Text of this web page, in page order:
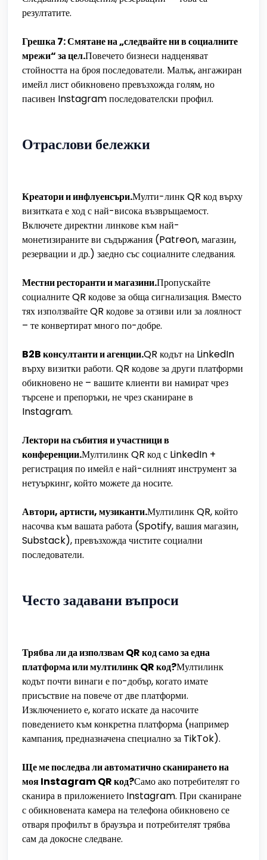
резултатите.
Грешка 7: Смятане на „следвайте ни в социалните
мрежи“ за цел.Повечето бизнеси надценяват
стойността на броя последователи. Малък, ангажиран
имейл лист обикновено превъзхожда голям, но
пасивен Instagram последователски профил.
Отраслови бележки
Креатори и инфлуенсъри.Мулти-линк QR код върху
визитката е ход с най-висока възвръщаемост.
Включете директни линкове към най-
монетизираните ви съдържания (Patreon, магазин,
резервации и др.) заедно със социалните следвания.
Местни ресторанти и магазини.Пропускайте
социалните QR кодове за обща сигнализация. Вместо
тях използвайте QR кодове за отзиви или за лоялност
– те конвертират много по-добре.
B2B консултанти и агенции.QR кодът на LinkedIn
върху визитки работи. QR кодове за други платформи
обикновено не – вашите клиенти ви намират чрез
търсене и препоръки, не чрез сканиране в
Instagram.
Лектори на събития и участници в
конференции.Мултилинк QR код с LinkedIn +
регистрация по имейл е най-силният инструмент за
нетуъркинг, който можете да носите.
Автори, артисти, музиканти.Мултилинк QR, който
насочва към вашата работа (Spotify, вашия магазин,
Substack), превъзхожда чистите социални
последователи.
Често задавани въпроси
Трябва ли да използвам QR код само за една
платформа или мултилинк QR код?Мултилинк
кодът почти винаги е по-добър, когато имате
присъствие на повече от две платформи.
Изключението е, когато искате да насочите
поведението към конкретна платформа (например
кампания, предназначена специално за TikTok).
Ще ме последва ли автоматично сканирането на
моя Instagram QR код?Само ако потребителят го
сканира в приложението Instagram. При сканиране
с обикновената камера на телефона обикновено се
отваря профилът в браузъра и потребителят трябва
сам да докосне следване.